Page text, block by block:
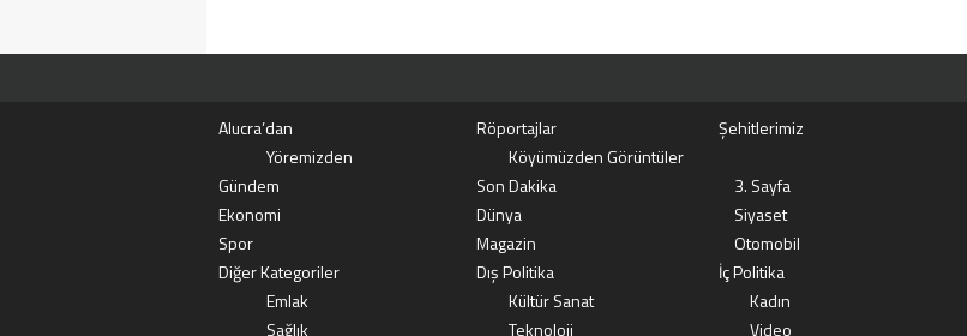
Alucra’dan Röportajlar
Şehitlerimiz
Yöremizden
Köyümüzden Görüntüler
Gündem
Son Dakika
3. Sayfa
Ekonomi
Dünya
Siyaset
Spor
Magazin
Otomobil
Diğer Kategoriler
Dış Politika
İç Politika
Emlak
Kültür Sanat
Kadın
Sağlık
Teknoloji Video